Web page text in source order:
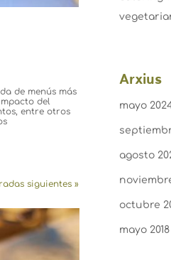
de menús más
del
entre otros
siguientes »
Arxius
mayo
agosto
octubre
mayo 2018